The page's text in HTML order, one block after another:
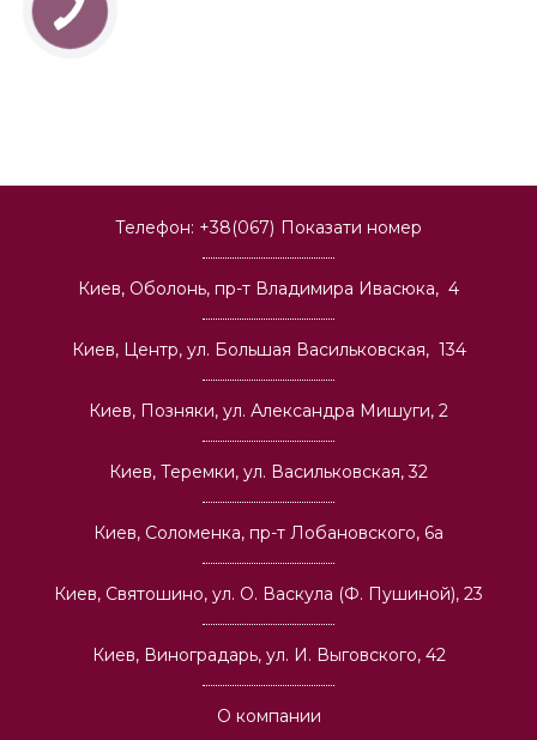
Телефон: +38(067) Показати номер
Киев, Оболонь, пр-т Владимира Ивасюка, 4
Киев, Центр, ул. Большая Васильковская, 134
Киев, Позняки, ул. Александра Мишуги, 2
Киев, Теремки, ул. Васильковская, 32
Киев, Соломенка, пр-т Лобановского, 6а
Киев, Святошино, ул. О. Васкула (Ф. Пушиной), 23
Киев, Виноградарь, ул. И. Выговского, 42
О компании